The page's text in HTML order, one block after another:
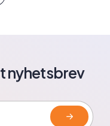
nyhetsbrev